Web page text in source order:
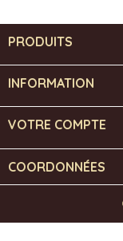
PRODUITS
INFORMATION
VOTRE COMPTE
COORDONNÉES